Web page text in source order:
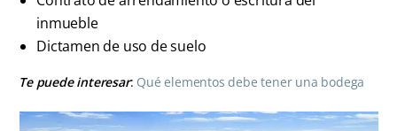
inmueble
Dictamen de uso de suelo
Te puede interesar: Qué elementos debe tener una bodega